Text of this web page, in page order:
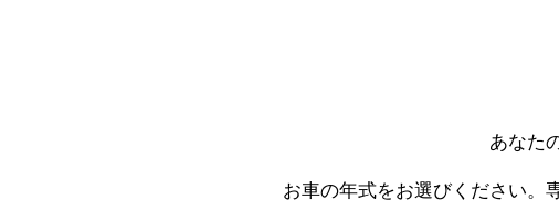
あなた
お車の年式をお選びください。